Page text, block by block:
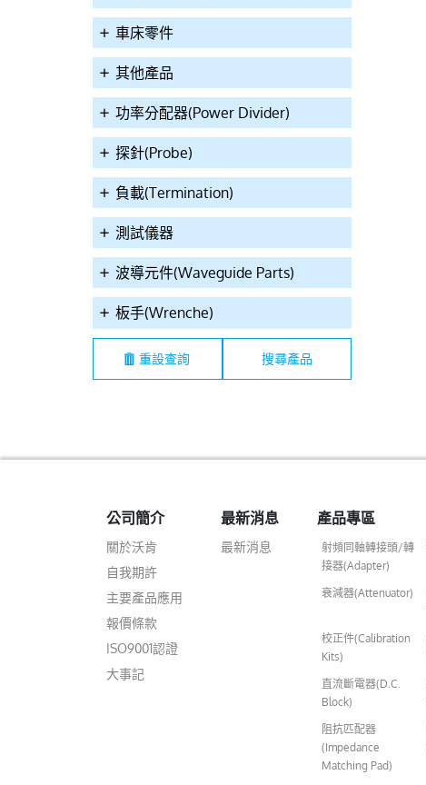
車床零件
其他產品
功率分配器(Power Divider)
探針(Probe)
負載(Termination)
測試儀器
波導元件(Waveguide Parts)
板手(Wrenche)
重設查詢
0E0B TDP21-G6900
7GHz SMA(F) Probes GND
Type Without Ground Pin
L:28.9mm
7GHz SMA(F) Probes GND
Type With Ground Pin
L:28.9mm
公司簡介
關於沃肯
自我期許
主要產品應用
報價條款
ISO9001認證
大事記
最新消息
最新消息
產品專區
射頻同軸轉接頭/轉
接器(Adapter)
衰減器(Attenuator)
校正件(Calibration
Kits)
直流斷電器(D.C.
Block)
阻抗匹配器
(Impedance
Matching Pad)